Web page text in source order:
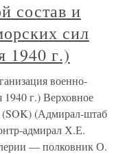
состав и
сил
1940 г.)
военно-
г.) Верховное
(SOK) (Адмирал-штаб
адмирал Х.Е.
— полковник О.